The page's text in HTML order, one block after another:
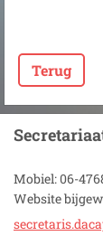
Terug
Mobiel: 06-
Website
secretar